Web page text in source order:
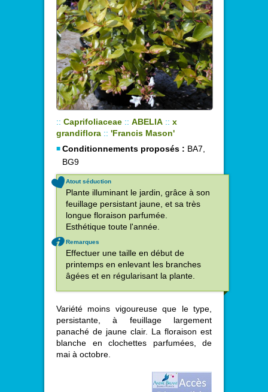
:: Caprifoliaceae :: ABELIA :: x
grandiflora :: 'Francis Mason'
Conditionnements proposés : BA7,
BG9
Atout séduction
Plante illuminant le jardin, grâce à son
feuillage persistant jaune, et sa très
longue floraison parfumée.
Esthétique toute l'année.
Remarques
Effectuer une taille en début de
printemps en enlevant les branches
âgées et en régularisant la plante.
Variété moins vigoureuse que le type,
persistante, à feuillage largement
panaché de jaune clair. La floraison est
blanche en clochettes parfumées, de
mai à octobre.